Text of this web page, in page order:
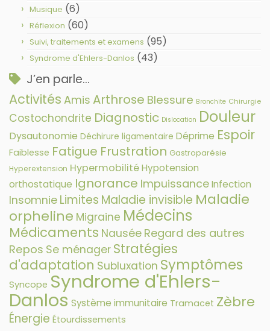
Musique (6)
Réflexion (60)
Suivi, traitements et examens (95)
Syndrome d'Ehlers-Danlos (43)
J’en parle…
Activités Amis Arthrose Blessure Bronchite Chirurgie
Costochondrite Diagnostic Dislocation Douleur
Dysautonomie Déchirure ligamentaire Déprime Espoir
Faiblesse Fatigue Frustration Gastroparésie
Hyperextension HypermobilitéHypotension
orthostatique Ignorance ImpuissanceInfection
Insomnie Limites Maladie invisible Maladie
orpheline Migraine Médecins
Médicaments Nausée Regard des autres
Repos Se ménager Stratégies
d'adaptation Subluxation Symptômes
Syncope Syndrome d'Ehlers-
Danlos Système immunitaire Tramacet Zèbre
Énergie Étourdissements